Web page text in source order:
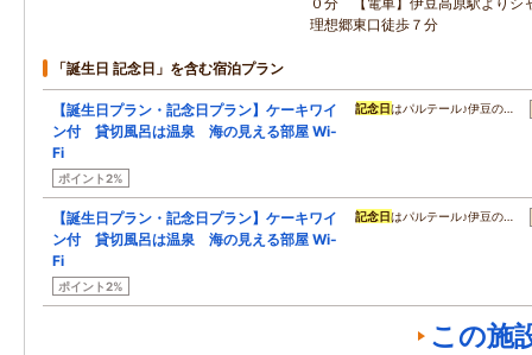
理想郷東口徒歩７分
「誕生日 記念日」を含む宿泊プラン
【誕生日プラン・記念日プラン】ケーキワイ
ン付 貸切風呂は温泉 海の見える部屋 Wi-
Fi
ポイント2%
記念日はパルテール♪伊豆の…
【誕生日プラン・記念日プラン】ケーキワイ
ン付 貸切風呂は温泉 海の見える部屋 Wi-
Fi
ポイント2%
記念日はパルテール♪伊豆の…
この施